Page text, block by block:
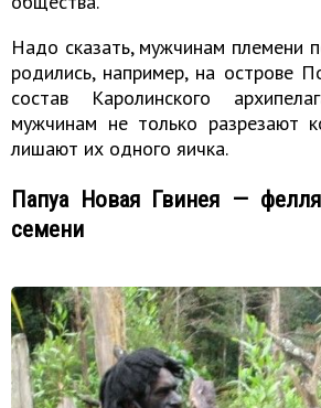
Надо сказать, мужчинам племени
родились, например, на острове
состав Каролинского
мужчинам не только разрезают
лишают их одного яичка.
Папуа Новая Гвинея —
семени